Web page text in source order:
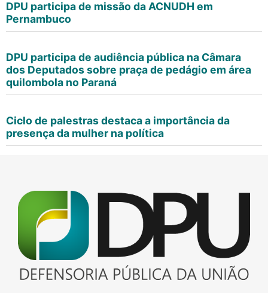
DPU participa de missão da ACNUDH em
Pernambuco
DPU participa de audiência pública na Câmara
dos Deputados sobre praça de pedágio em área
quilombola no Paraná
Ciclo de palestras destaca a importância da
presença da mulher na política